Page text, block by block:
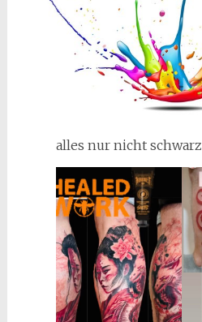
alles nur nicht schwarz